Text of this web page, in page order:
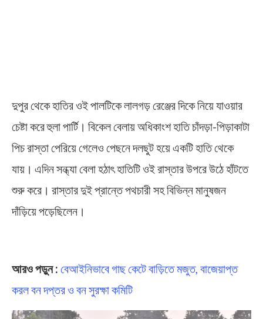
দুপুর থেকে হাতির ওই পালটিকে লালগড় রেঞ্জের দিকে নিয়ে যাওয়ার
চেষ্টা করে হুলা পার্টি। বিকেল বেলায় অধিকাংশ হাতি চাঁদড়া-পিড়াকাটা
পিচ রাস্তা পেরিয়ে গেলেও পেছনে দলছুট হয়ে একটি হাতি থেকে
যায়। এদিন সন্ধ্যা বেলা হঠাৎ হাতিটি ওই রাস্তার উপরে উঠে হাঁটতে
শুরু করে। রাস্তার দুই প্রান্তে পথচারী সহ বিভিন্ন মানুষজন
দাঁড়িয়ে পড়েছিলেন।
আরও পড়ুন : বেআইনিভাবে গাছ কেটে বাড়িতে মজুত, বাজেয়াপ্ত
করল বন দপ্তর ও বন সুরক্ষা কমিটি